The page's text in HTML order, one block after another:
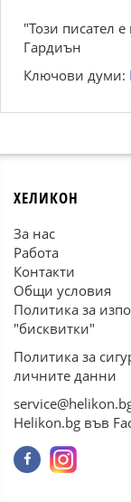
"Този писател
Гардиън
Ключови думи:
ХЕЛИКОН
За нас
Работа
Контакти
Общи условия
Политика за
"бисквитки"
Политика за
личните данни
Helikon.bg във